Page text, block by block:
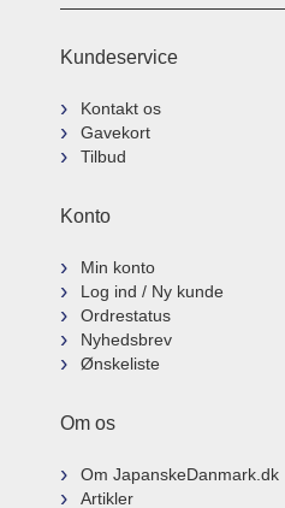
Kundeservice
Kontakt os
Gavekort
Tilbud
Konto
Min konto
Log ind / Ny kunde
Ordrestatus
Nyhedsbrev
Ønskeliste
Om os
Om JapanskeDanmark.dk
Artikler